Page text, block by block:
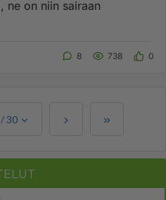
ne on niin sairaan
8 738 0
/30